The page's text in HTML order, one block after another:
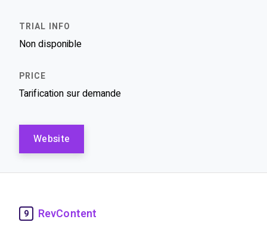
Non disponible
Tarification sur demande
Website
9 RevContent